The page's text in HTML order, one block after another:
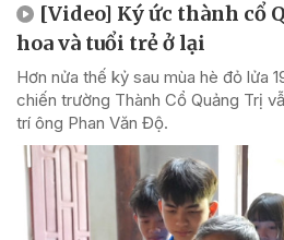
[Video] Ký ức thành cổ
hoa và tuổi trẻ ở lại
Hơn nửa thế kỷ sau mùa hè đỏ lửa
chiến trường Thành Cổ Quảng Trị
trí ông Phan Văn Độ.